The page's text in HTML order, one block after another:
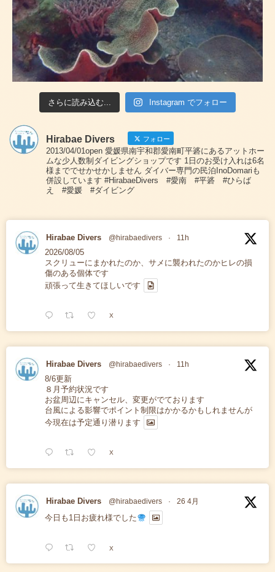
さらに読み込む... Instagram でフォロー
Hirabae Divers フォロー
2013/04/01open 愛媛県南宇和郡愛南町平碆にあるアットホー
ムな少人数制ダイビングショップです 1日のお受け入れは6名
様まででせかせかしません ダイバー専門の民泊InoDomariも
併設しています #HirabaeDivers #愛南 #平碆 #ひらば
え #愛媛 #ダイビング
Hirabae Divers @hirabaedivers · 11h
2026/08/05
スクリューにまかれたのか、サメに襲われたのかヒレの損
傷のある個体です
頑張って生きてほしいです
X
Hirabae Divers @hirabaedivers · 11h
8/6更新
８月予約状況です
お盆周辺にキャンセル、変更がでております
台風による影響でポイント制限はかかるかもしれませんが
今現在は予定通り潜ります
X
Hirabae Divers @hirabaedivers · 26 4月
今日も1日お疲れ様でした
X